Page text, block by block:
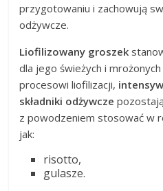
przygotowaniu i zachowują
odżywcze.
Liofilizowany groszek
dla jego świeżych i
procesowi liofilizacji,
składniki odżywcze
z powodzeniem stosować w
jak:
risotto,
gulasze.